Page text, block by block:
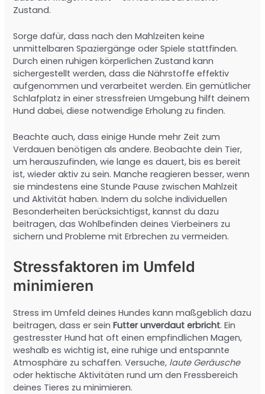
Zustand.
Sorge dafür, dass nach den Mahlzeiten keine
unmittelbaren Spaziergänge oder Spiele stattfinden.
Durch einen ruhigen körperlichen Zustand kann
sichergestellt werden, dass die Nährstoffe effektiv
aufgenommen und verarbeitet werden. Ein gemütlicher
Schlafplatz in einer stressfreien Umgebung hilft deinem
Hund dabei, diese notwendige Erholung zu finden.
Beachte auch, dass einige Hunde mehr Zeit zum
Verdauen benötigen als andere. Beobachte dein Tier,
um herauszufinden, wie lange es dauert, bis es bereit
ist, wieder aktiv zu sein. Manche reagieren besser, wenn
sie mindestens eine Stunde Pause zwischen Mahlzeit
und Aktivität haben. Indem du solche individuellen
Besonderheiten berücksichtigst, kannst du dazu
beitragen, das Wohlbefinden deines Vierbeiners zu
sichern und Probleme mit Erbrechen zu vermeiden.
Stressfaktoren im Umfeld
minimieren
Stress im Umfeld deines Hundes kann maßgeblich dazu
beitragen, dass er seinFutter unverdaut erbricht. Ein
gestresster Hund hat oft einen empfindlichen Magen,
weshalb es wichtig ist, eine ruhige und entspannte
Atmosphäre zu schaffen. Versuche, laute Geräusche
oder hektische Aktivitäten rund um den Fressbereich
deines Tieres zu minimieren.